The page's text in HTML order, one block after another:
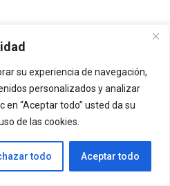
su experiencia de navegación,
personalizados y analizar
en “Aceptar todo” usted da su
de las cookies.
todo Aceptar todo